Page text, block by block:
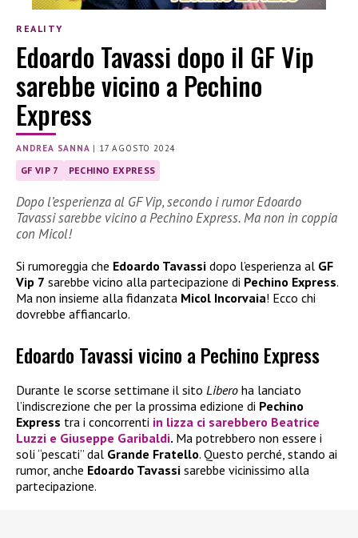
REALITY
Edoardo Tavassi dopo il GF Vip
sarebbe vicino a Pechino
Express
ANDREA SANNA | 17 AGOSTO 2024
GF VIP 7 PECHINO EXPRESS
Dopo l’esperienza al GF Vip, secondo i rumor Edoardo
Tavassi sarebbe vicino a Pechino Express. Ma non in coppia
con Micol!
Si rumoreggia che Edoardo Tavassi dopo l’esperienza al GF
Vip 7 sarebbe vicino alla partecipazione di Pechino Express.
Ma non insieme alla fidanzata Micol Incorvaia! Ecco chi
dovrebbe affiancarlo.
Edoardo Tavassi vicino a Pechino Express
Durante le scorse settimane il sito Libero ha lanciato
l’indiscrezione che per la prossima edizione di Pechino
Express tra i concorrenti in lizza ci sarebbero Beatrice
Luzzi e Giuseppe Garibaldi. Ma potrebbero non essere i
soli “pescati” dal Grande Fratello. Questo perché, stando ai
rumor, anche Edoardo Tavassi sarebbe vicinissimo alla
partecipazione.